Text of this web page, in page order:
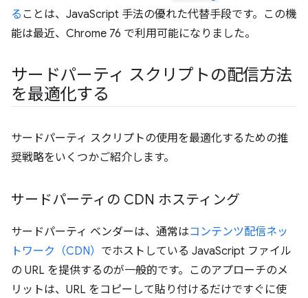
る ことは、JavaScript 手法の優れた代替手段です。この機
能は最近、Chrome 76 で利用可能になりました。
サードパーティ スクリプトの配信方法
を最適化する
サードパーティ スクリプトの使用を最適化するための推
奨戦略をいくつかご紹介します。
サードパーティの CDN ホスティング
サードパーティ ベンダーは、通常はコンテンツ配信ネッ
トワーク（CDN） でホストしている JavaScript ファイル
の URL を提供するのが一般的です。このアプローチのメ
リットは、URL をコピーして貼り付けるだけですぐに使